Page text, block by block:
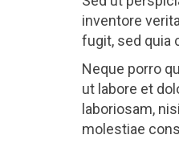
inventore
fugit, sed quia
Neque porro
ut labore et
laboriosam,
molestiae